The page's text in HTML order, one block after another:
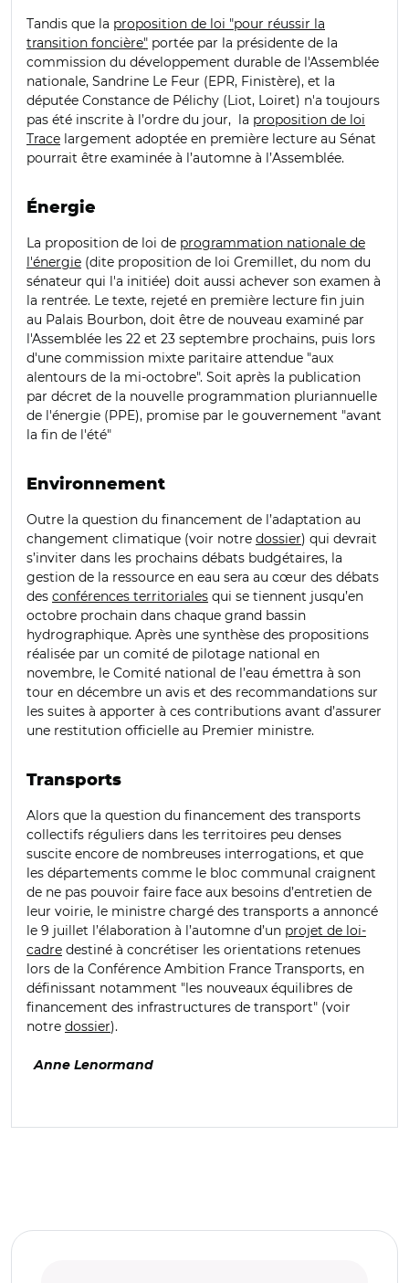
Tandis que la proposition de loi "pour réussir la
transition foncière" portée par la présidente de la
commission du développement durable de l'Assemblée
nationale, Sandrine Le Feur (EPR, Finistère), et la
députée Constance de Pélichy (Liot, Loiret) n'a toujours
pas été inscrite à l’ordre du jour, la proposition de loi
Trace largement adoptée en première lecture au Sénat
pourrait être examinée à l’automne à l’Assemblée.
Énergie
La proposition de loi de programmation nationale de
l'énergie (dite proposition de loi Gremillet, du nom du
sénateur qui l'a initiée) doit aussi achever son examen à
la rentrée. Le texte, rejeté en première lecture fin juin
au Palais Bourbon, doit être de nouveau examiné par
l'Assemblée les 22 et 23 septembre prochains, puis lors
d'une commission mixte paritaire attendue "aux
alentours de la mi-octobre". Soit après la publication
par décret de la nouvelle programmation pluriannuelle
de l'énergie (PPE), promise par le gouvernement "avant
la fin de l'été"
Environnement
Outre la question du financement de l’adaptation au
changement climatique (voir notre dossier) qui devrait
s’inviter dans les prochains débats budgétaires, la
gestion de la ressource en eau sera au cœur des débats
des conférences territoriales qui se tiennent jusqu’en
octobre prochain dans chaque grand bassin
hydrographique. Après une synthèse des propositions
réalisée par un comité de pilotage national en
novembre, le Comité national de l’eau émettra à son
tour en décembre un avis et des recommandations sur
les suites à apporter à ces contributions avant d’assurer
une restitution officielle au Premier ministre.
Transports
Alors que la question du financement des transports
collectifs réguliers dans les territoires peu denses
suscite encore de nombreuses interrogations, et que
les départements comme le bloc communal craignent
de ne pas pouvoir faire face aux besoins d’entretien de
leur voirie, le ministre chargé des transports a annoncé
le 9 juillet l’élaboration à l’automne d’un projet de loi-
cadre destiné à concrétiser les orientations retenues
lors de la Conférence Ambition France Transports, en
définissant notamment "les nouveaux équilibres de
financement des infrastructures de transport" (voir
notre dossier).
Anne Lenormand